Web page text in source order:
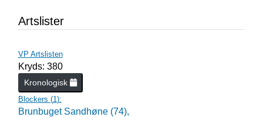
Artslister
VP Artslisten
Kryds: 380
Kronologisk
Blockers (1):
Brunbuget Sandhøne (74),